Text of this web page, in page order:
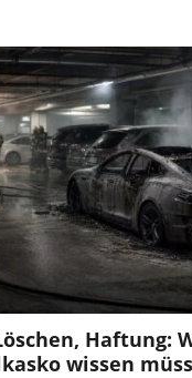
Haftung:
wissen